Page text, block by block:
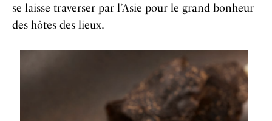
se laisse traverser par l’Asie pour le grand bonheur
des hôtes des lieux.